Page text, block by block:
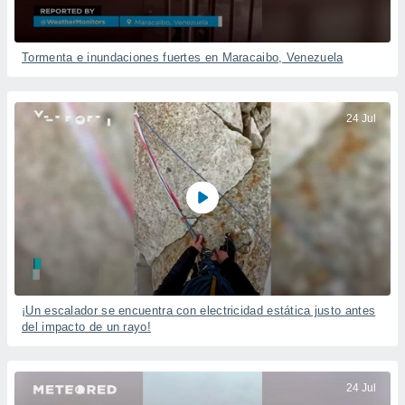
Tormenta e inundaciones fuertes en Maracaibo, Venezuela
24 Jul
¡Un escalador se encuentra con electricidad estática justo antes
del impacto de un rayo!
24 Jul